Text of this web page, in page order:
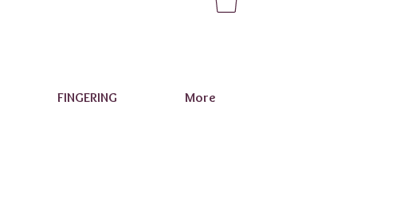
FINGERING More